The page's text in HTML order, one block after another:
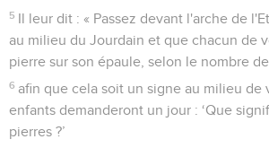
5 Il leur dit : « Passez devant l'arche de
au milieu du Jourdain et que chacun de
pierre sur son épaule, selon le nombre
6 afin que cela soit un signe au milieu de
enfants demanderont un jour : ‘Que
pierres ?’